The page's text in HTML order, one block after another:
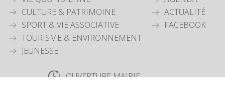
CULTURE & PATRIMOINE
SPORT & VIE ASSOCIATIVE
TOURISME & ENVIRONNEMENT
JEUNESSE
ACTUALITÉ
FACEBOOK
OUVERTURE MAIRIE